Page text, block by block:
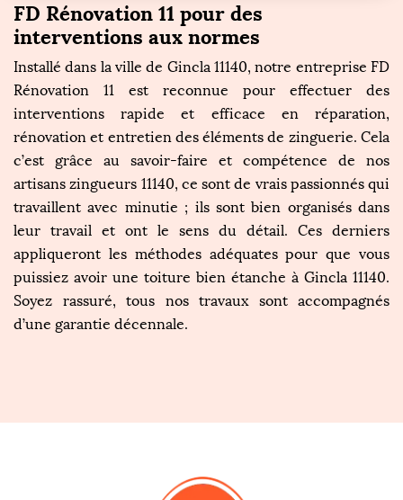
FD Rénovation 11 pour des
interventions aux normes
Installé dans la ville de Gincla 11140, notre entreprise FD
Rénovation 11 est reconnue pour effectuer des
interventions rapide et efficace en réparation,
rénovation et entretien des éléments de zinguerie. Cela
c’est grâce au savoir-faire et compétence de nos
artisans zingueurs 11140, ce sont de vrais passionnés qui
travaillent avec minutie ; ils sont bien organisés dans
leur travail et ont le sens du détail. Ces derniers
appliqueront les méthodes adéquates pour que vous
puissiez avoir une toiture bien étanche à Gincla 11140.
Soyez rassuré, tous nos travaux sont accompagnés
d’une garantie décennale.